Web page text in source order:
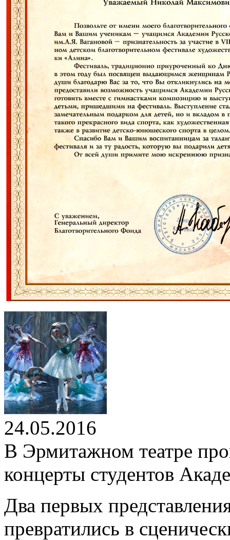
24.05.2016
В Эрмитажном театре
концерты студентов
Два первых
превратились в